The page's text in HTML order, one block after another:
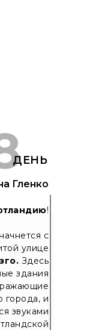
ДЕНЬ
!
с
улице
Здесь
здания
города, и
звуками
Гленко